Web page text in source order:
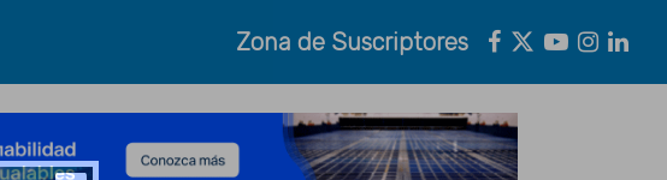
Zona de Suscriptores